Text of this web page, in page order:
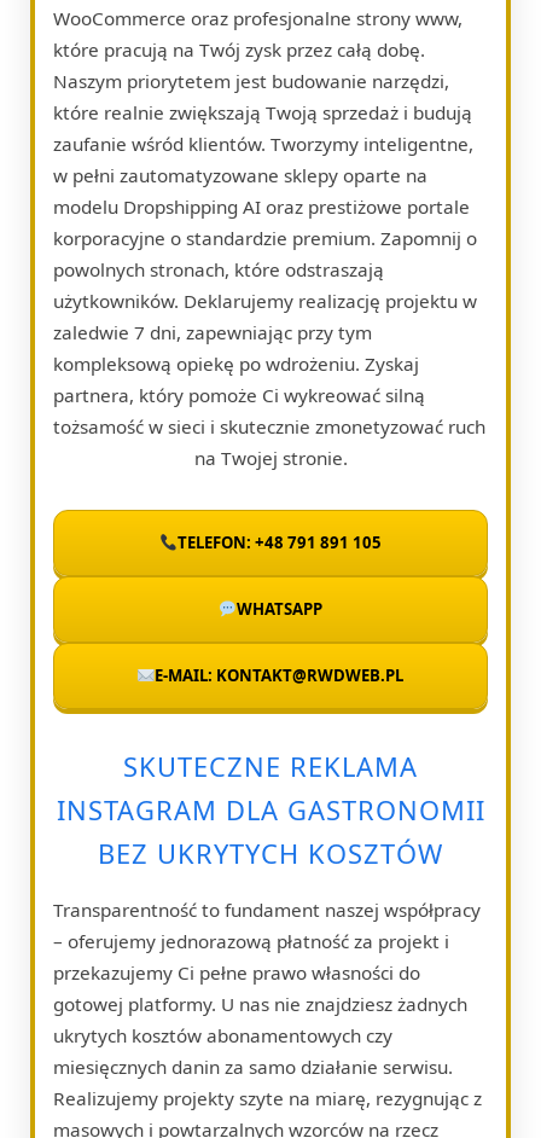
WooCommerce oraz profesjonalne strony www,
które pracują na Twój zysk przez całą dobę.
Naszym priorytetem jest budowanie narzędzi,
które realnie zwiększają Twoją sprzedaż i budują
zaufanie wśród klientów. Tworzymy inteligentne,
w pełni zautomatyzowane sklepy oparte na
modelu Dropshipping AI oraz prestiżowe portale
korporacyjne o standardzie premium. Zapomnij o
powolnych stronach, które odstraszają
użytkowników. Deklarujemy realizację projektu w
zaledwie 7 dni, zapewniając przy tym
kompleksową opiekę po wdrożeniu. Zyskaj
partnera, który pomoże Ci wykreować silną
tożsamość w sieci i skutecznie zmonetyzować ruch
na Twojej stronie.
TELEFON: +48 791 891 105
WHATSAPP
E-MAIL: KONTAKT@RWDWEB.PL
SKUTECZNE REKLAMA
INSTAGRAM DLA GASTRONOMII
BEZ UKRYTYCH KOSZTÓW
Transparentność to fundament naszej współpracy
– oferujemy jednorazową płatność za projekt i
przekazujemy Ci pełne prawo własności do
gotowej platformy. U nas nie znajdziesz żadnych
ukrytych kosztów abonamentowych czy
miesięcznych danin za samo działanie serwisu.
Realizujemy projekty szyte na miarę, rezygnując z
masowych i powtarzalnych wzorców na rzecz